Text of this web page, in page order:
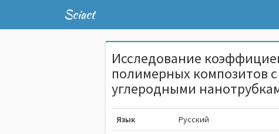
Sciact
Исследование
полимерных композитов
углеродными
Язык Русский